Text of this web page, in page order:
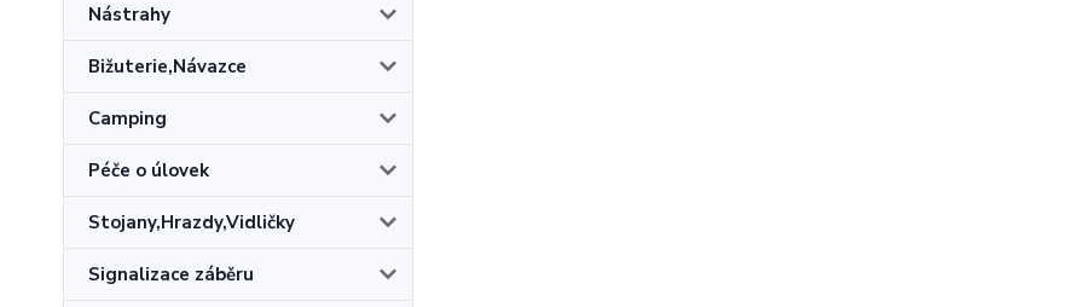
Nástrahy
Bižuterie,Návazce
Camping
Péče o úlovek
Stojany,Hrazdy,Vidličky
Signalizace záběru